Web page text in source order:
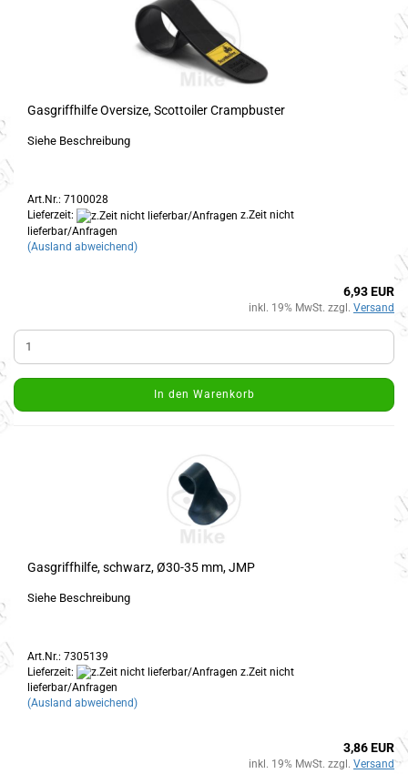
Gasgriffhilfe Oversize, Scottoiler Crampbuster
Siehe Beschreibung
Art.Nr.: 7100028
Lieferzeit:
z.Zeit nicht
lieferbar/Anfragen
(Ausland abweichend)
6,93 EUR
inkl. 19% MwSt. zzgl. Versand
In den Warenkorb
Gasgriffhilfe, schwarz, Ø30-35 mm, JMP
Siehe Beschreibung
Art.Nr.: 7305139
Lieferzeit:
z.Zeit nicht
lieferbar/Anfragen
(Ausland abweichend)
3,86 EUR
inkl. 19% MwSt. zzgl. Versand